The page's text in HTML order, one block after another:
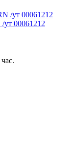
00061212